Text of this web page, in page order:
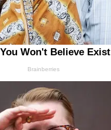
Won't Believe Exist
Brainberries